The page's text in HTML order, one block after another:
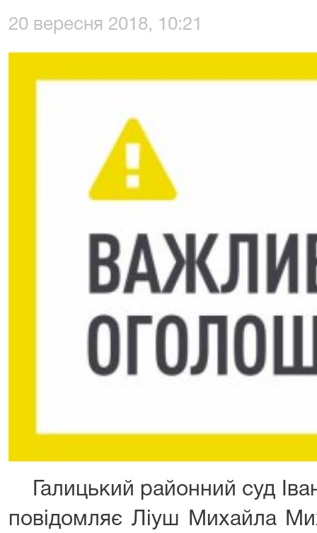
20 вересня 2018, 10:21
Галицький районний суд
повідомляє Ліуш Михайла